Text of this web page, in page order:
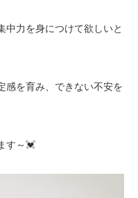
中力を身につけて欲しいと
感を育み、できない不安を
す～💓